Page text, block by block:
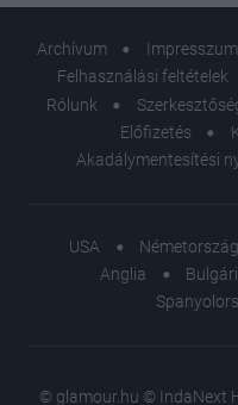
Archívum Impresszum
Felhasználási feltételek
Rólunk
Előfizetés
Akadálymentesítési
USA Németország
Anglia
© glamour.hu © IndaNext